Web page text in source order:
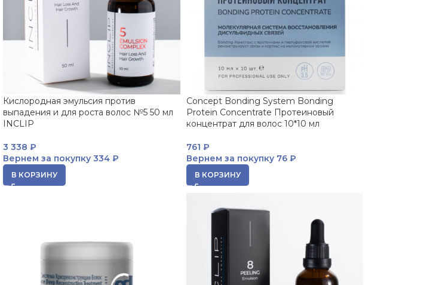
Кислородная эмульсия против
выпадения и для роста волос №5 50 мл
INCLIP
3 338₽
Вернем за покупку 334 ₽
В КОРЗИНУ
Concept Bonding System Bonding
Protein Concentrate Протеиновый
концентрат для волос 10*10 мл
761 ₽
Вернем за покупку76 ₽
В КОРЗИНУ